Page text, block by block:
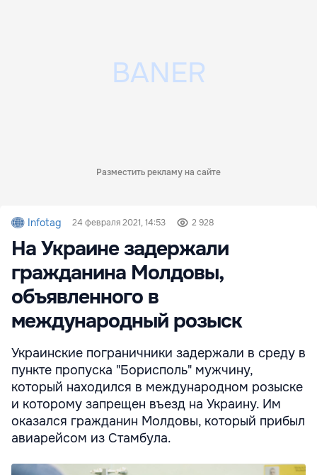
Разместить рекламу на сайте
Infotag 24 февраля 2021, 14:53 2 928
На Украине задержали
гражданина Молдовы,
объявленного в
международный розыск
Украинские пограничники задержали в среду в
пункте пропуска "Борисполь" мужчину,
который находился в международном розыске
и которому запрещен въезд на Украину. Им
оказался гражданин Молдовы, который прибыл
авиарейсом из Стамбула.